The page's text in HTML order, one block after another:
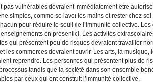
pas vulnérables devraient immédiatement être
simples, comme se laver les mains et rester chez
pour réduire le seuil de l’immunité collective.
en présentiel. Les activités
qui présentent peu de risques devraient travailler
les commerces devraient ouvrir. Les arts, la musique,
reprendre. Les personnes qui présentent plus de
tandis que la société dans son ensemble
par ceux qui ont construit l’immunité collective.